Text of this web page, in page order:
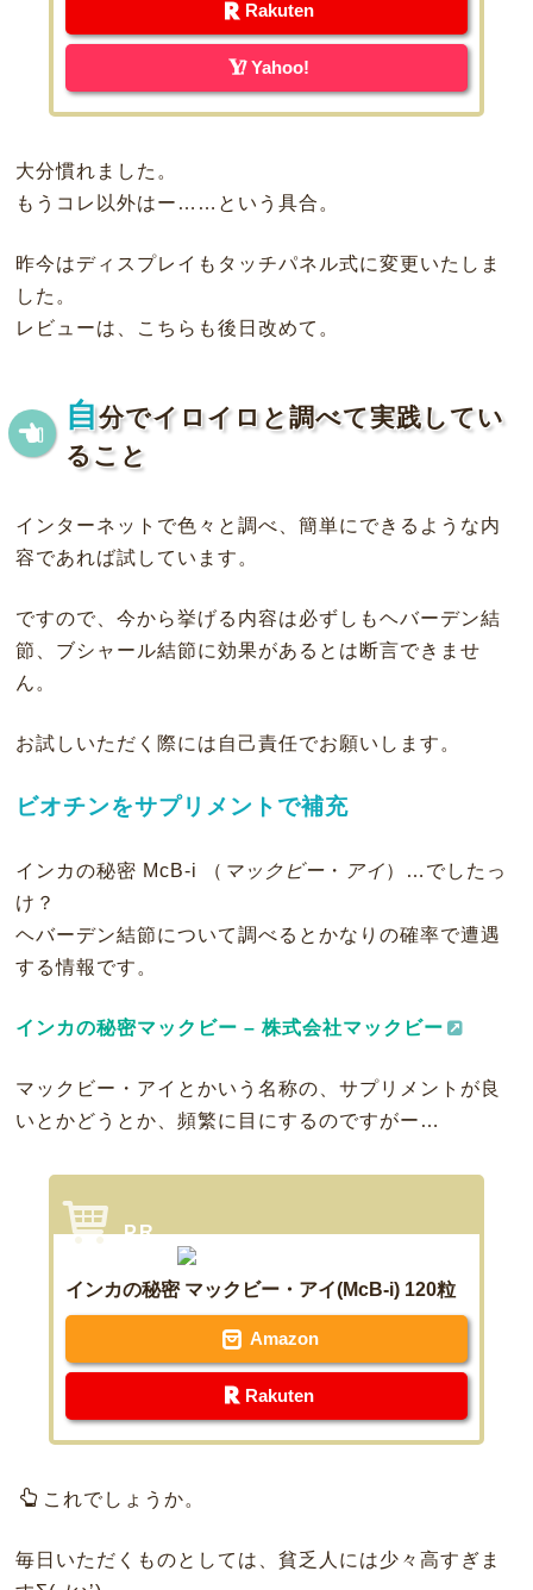
Rakuten
Yahoo!
大分慣れました。
もうコレ以外はー……という具合。
昨今はディスプレイもタッチパネル式に変更いたしま
した。
レビューは、こちらも後日改めて。
自分でイロイロと調べて実践してい
ること
インターネットで色々と調べ、簡単にできるような内
容であれば試しています。
ですので、今から挙げる内容は必ずしもヘバーデン結
節、ブシャール結節に効果があるとは断言できませ
ん。
お試しいただく際には自己責任でお願いします。
ビオチンをサプリメントで補充
インカの秘密 McB-i （ マックビー・ アイ）…でしたっ
け？
ヘバーデン結節について調べるとかなりの確率で遭遇
する情報です。
インカの秘密マックビー – 株式会社マックビー
マックビー・アイとかいう名称の、サプリメントが良
いとかどうとか、頻繁に目にするのですがー…
インカの秘密 マックビー・アイ(McB-i) 120粒
Amazon
Rakuten
これでしょうか。
毎日いただくものとしては、貧乏人には少々高すぎま